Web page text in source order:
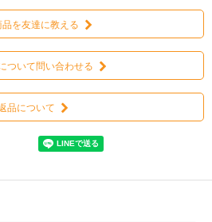
品を友達に教える
ついて問い合わせる
品について